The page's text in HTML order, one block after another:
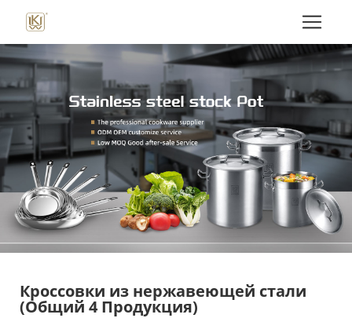
Кроссовки из нержавеющей стали
(Общий 4 Продукция)